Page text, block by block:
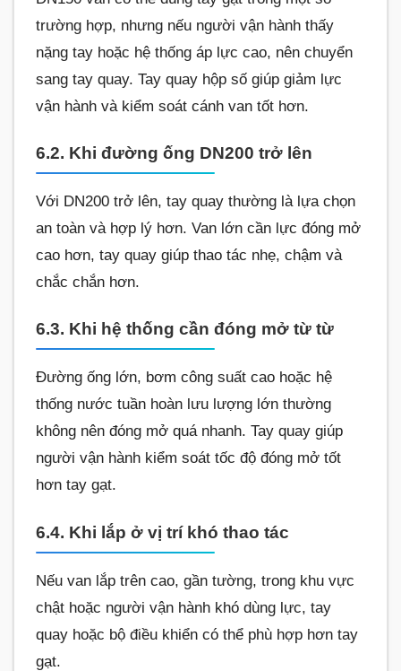
trường hợp, nhưng nếu người vận hành thấy
nặng tay hoặc hệ thống áp lực cao, nên chuyển
sang tay quay. Tay quay hộp số giúp giảm lực
vận hành và kiểm soát cánh van tốt hơn.
6.2. Khi đường ống DN200 trở lên
Với DN200 trở lên, tay quay thường là lựa chọn
an toàn và hợp lý hơn. Van lớn cần lực đóng mở
cao hơn, tay quay giúp thao tác nhẹ, chậm và
chắc chắn hơn.
6.3. Khi hệ thống cần đóng mở từ từ
Đường ống lớn, bơm công suất cao hoặc hệ
thống nước tuần hoàn lưu lượng lớn thường
không nên đóng mở quá nhanh. Tay quay giúp
người vận hành kiểm soát tốc độ đóng mở tốt
hơn tay gạt.
6.4. Khi lắp ở vị trí khó thao tác
Nếu van lắp trên cao, gần tường, trong khu vực
chật hoặc người vận hành khó dùng lực, tay
quay hoặc bộ điều khiển có thể phù hợp hơn tay
gạt.